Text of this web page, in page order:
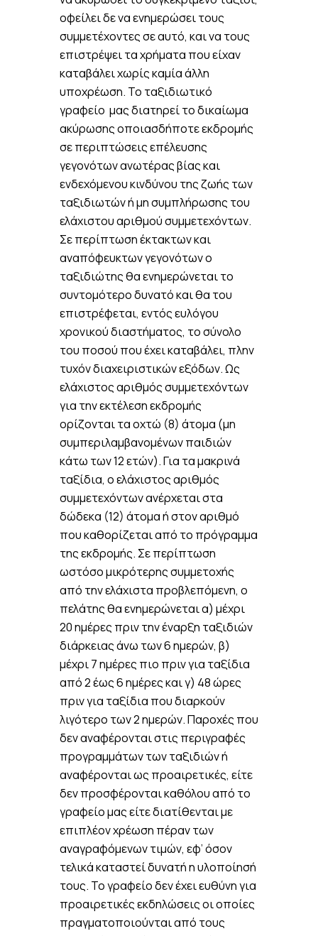
οφείλει δε να ενημερώσει τους
συμμετέχοντες σε αυτό, και να τους
επιστρέψει τα χρήματα που είχαν
καταβάλει χωρίς καμία άλλη
υποχρέωση. Το ταξιδιωτικό
γραφείο μας διατηρεί το δικαίωμα
ακύρωσης οποιασδήποτε εκδρομής
σε περιπτώσεις επέλευσης
γεγονότων ανωτέρας βίας και
ενδεχόμενου κινδύνου της ζωής των
ταξιδιωτών ή μη συμπλήρωσης του
ελάχιστου αριθμού συμμετεχόντων.
Σε περίπτωση έκτακτων και
αναπόφευκτων γεγονότων ο
ταξιδιώτης θα ενημερώνεται το
συντομότερο δυνατό και θα του
επιστρέφεται, εντός ευλόγου
χρονικού διαστήματος, το σύνολο
του ποσού που έχει καταβάλει, πλην
τυχόν διαχειριστικών εξόδων. Ως
ελάχιστος αριθμός συμμετεχόντων
για την εκτέλεση εκδρομής
ορίζονται τα οχτώ (8) άτομα (μη
συμπεριλαμβανομένων παιδιών
κάτω των 12 ετών). Για τα μακρινά
ταξίδια, ο ελάχιστος αριθμός
συμμετεχόντων ανέρχεται στα
δώδεκα (12) άτομα ή στον αριθμό
που καθορίζεται από το πρόγραμμα
της εκδρομής. Σε περίπτωση
ωστόσο μικρότερης συμμετοχής
από την ελάχιστα προβλεπόμενη, ο
πελάτης θα ενημερώνεται α) μέχρι
20 ημέρες πριν την έναρξη ταξιδιών
διάρκειας άνω των 6 ημερών, β)
μέχρι 7 ημέρες πιο πριν για ταξίδια
από 2 έως 6 ημέρες και γ) 48 ώρες
πριν για ταξίδια που διαρκούν
λιγότερο των 2 ημερών. Παροχές που
δεν αναφέρονται στις περιγραφές
προγραμμάτων των ταξιδιών ή
αναφέρονται ως προαιρετικές, είτε
δεν προσφέρονται καθόλου από το
γραφείο μας είτε διατίθενται με
επιπλέον χρέωση πέραν των
αναγραφόμενων τιμών, εφ’ όσον
τελικά καταστεί δυνατή η υλοποίησή
τους. Το γραφείο δεν έχει ευθύνη για
προαιρετικές εκδηλώσεις οι οποίες
πραγματοποιούνται από τους